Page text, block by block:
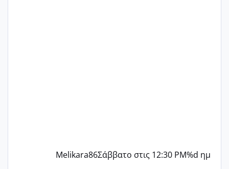
Melikara86Σάββατο στις 12:30 PM%d ημ